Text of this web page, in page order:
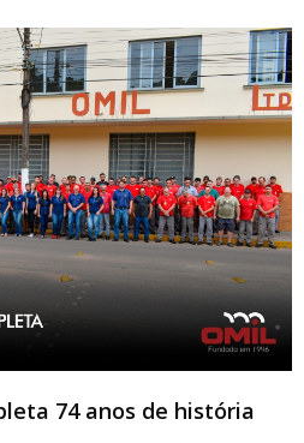
74 anos de história